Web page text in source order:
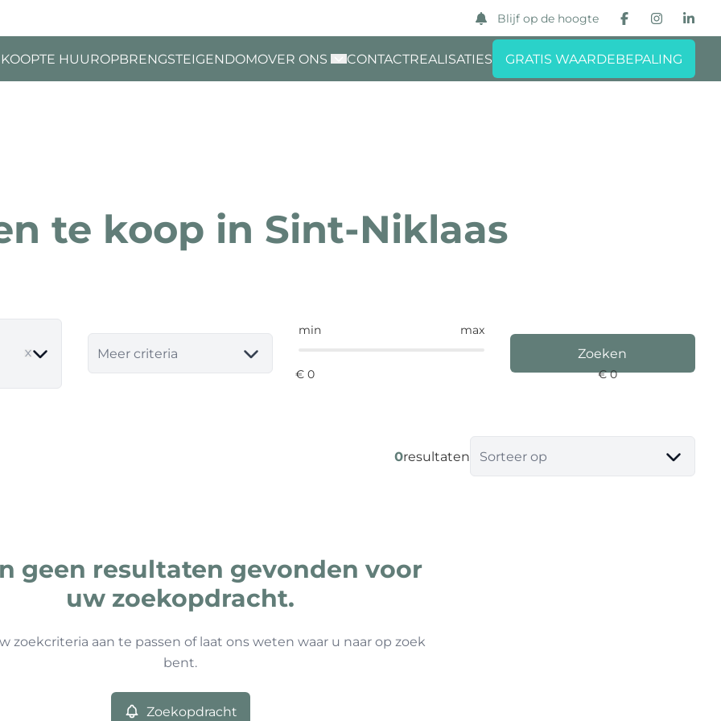
Blijf op de hoogte
TE HUUROPBRENGSTEIGENDOMOVER ONS CONTACTREALISATIES GRATIS WAARDEBEPALING
te koop in Sint-Niklaas
Meer criteria
min max
Zoeken
0resultaten Sorteer op
geen resultaten gevonden voor
uw zoekopdracht.
zoekcriteria aan te passen of laat ons weten waar u naar op zoek
bent.
Zoekopdracht